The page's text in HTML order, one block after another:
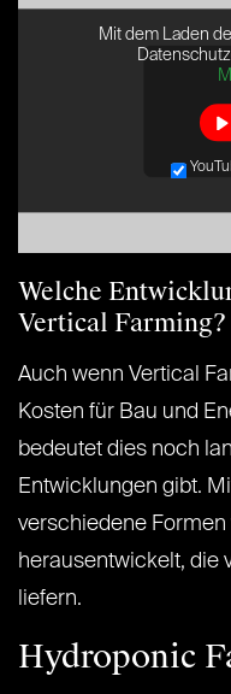
Mit dem Laden
Welche
Vertical Farming?
Auch wenn Vertical
Kosten für Bau und
bedeutet dies noch
Entwicklungen gibt.
verschiedene
herausentwickelt, die
liefern.
Hydroponic